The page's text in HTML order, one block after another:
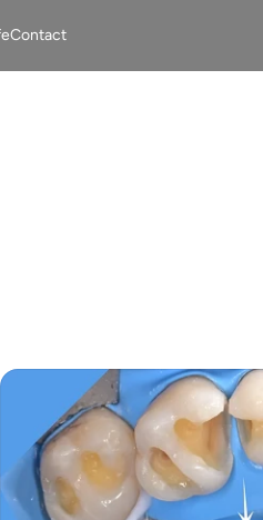
Contact